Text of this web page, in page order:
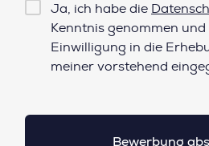
Checkbox
Datenschutz*
Ja, ich habe die
Kenntnis genommen und
Einwilligung in die
meiner vorstehend